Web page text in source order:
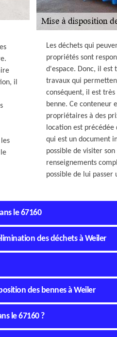
il
Les déchets qui
propriétés sont
d'espace. Donc, il est
travaux qui
conséquent, il est
benne. Ce conteneur
propriétaires à des
location est
qui est un document
possible de visiter
renseignements
possible de lui passer
le 67160
des déchets à Weiler
des bennes à Weiler
le 67160 ?